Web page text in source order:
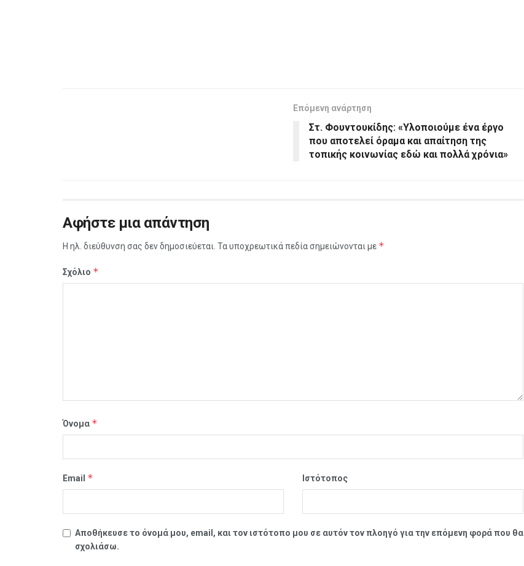
Επόμενη ανάρτηση
Στ. Φουντουκίδης: «Υλοποιούμε ένα έργο
που αποτελεί όραμα και απαίτηση της
τοπικής κοινωνίας εδώ και πολλά χρόνια»
Αφήστε μια απάντηση
Η ηλ. διεύθυνση σας δεν δημοσιεύεται. Τα υποχρεωτικά πεδία σημειώνονται με *
Σχόλιο *
Όνομα *
Email * Ιστότοπος
Αποθήκευσε το όνομά μου, email, και τον ιστότοπο μου σε αυτόν τον πλοηγό για την επόμενη φορά που θα
σχολιάσω.